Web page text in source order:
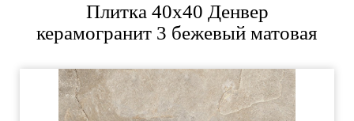
Плитка 40x40 Денвер
керамогранит 3 бежевый матовая